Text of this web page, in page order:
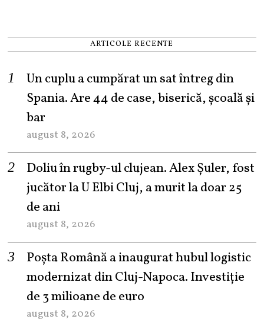
ARTICOLE RECENTE
Un cuplu a cumpărat un sat întreg din
Spania. Are 44 de case, biserică, școală și
bar
august 8, 2026
Doliu în rugby-ul clujean. Alex Șuler, fost
jucător la U Elbi Cluj, a murit la doar 25
de ani
august 8, 2026
Poșta Română a inaugurat hubul logistic
modernizat din Cluj-Napoca. Investiție
de 3 milioane de euro
august 8, 2026